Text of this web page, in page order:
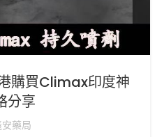
購買Climax印度神
分享
安藥局